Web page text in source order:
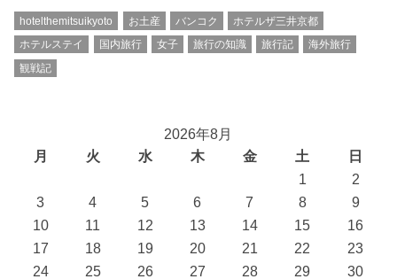
hotelthemitsuikyoto お土産 バンコク
ホテルザ三井京都
ホテルステイ
国内旅行 女子 旅行の知識 旅行記
海外旅行
観戦記
2026年8月
月
火 水 木 金 土
日
1
2
3
4 5 6 7 8
9
10
11 12 13 14 15
16
17
18 19 20 21 22
23
24
25 26 27 28 29
30